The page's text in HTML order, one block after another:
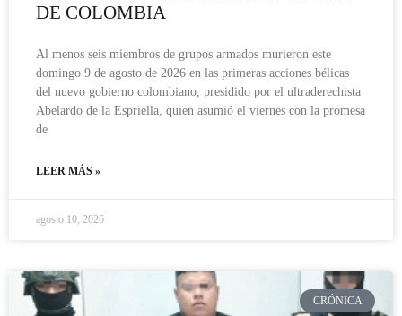
DE COLOMBIA
Al menos seis miembros de grupos armados murieron este
domingo 9 de agosto de 2026 en las primeras acciones bélicas
del nuevo gobierno colombiano, presidido por el ultraderechista
Abelardo de la Espriella, quien asumió el viernes con la promesa
de
LEER MÁS »
agosto 10, 2026
CRÓNICA